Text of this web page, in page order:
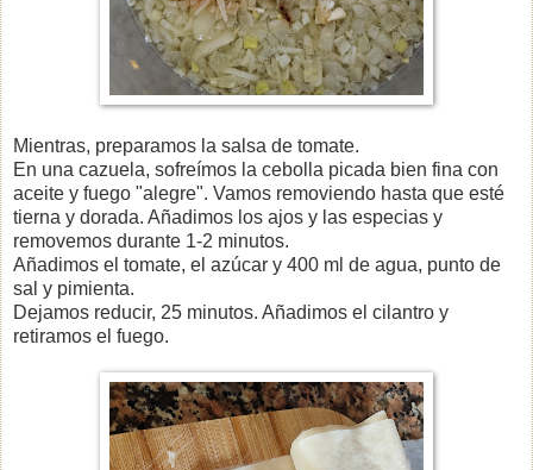
Mientras, preparamos la salsa de tomate.
En una cazuela, sofreímos la cebolla picada bien fina con
aceite y fuego "alegre". Vamos removiendo hasta que esté
tierna y dorada. Añadimos los ajos y las especias y
removemos durante 1-2 minutos.
Añadimos el tomate, el azúcar y 400 ml de agua, punto de
sal y pimienta.
Dejamos reducir, 25 minutos. Añadimos el cilantro y
retiramos el fuego.